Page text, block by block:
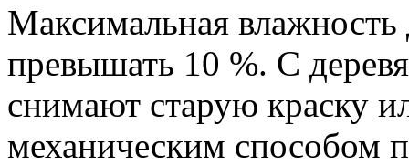
Максимальная
превышать 10 %. С
снимают старую краску
механическим способом